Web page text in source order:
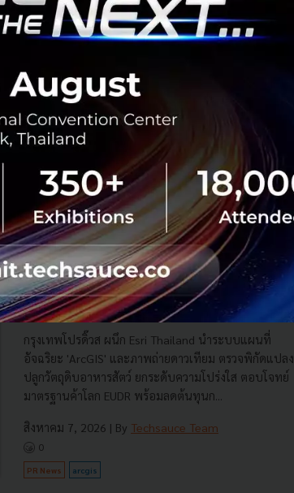
พันธุ์ Alpha, Beta, Gamma พบว่าสตรีมเมอร์
เชื้อไวรัส Delta ได้ 99.8% โดยมหาวิทยาลัยโอ
าวิทยาลัยโอซาก้า ประเทศญี่ปุ่น 3 ก.พ. 2565
กรุงเทพโปรดิ๊วส x Esri ใช้ดาวเทียม ArcGIS ส่อง
พิกัดแปลงปลูก ดันเกษตรโปร่งใส
กรุงเทพโปรดิ๊วส ผนึก Esri Thailand นำระบบแผนที่
อัจฉริยะ 'ArcGIS' และภาพถ่ายดาวเทียม ตรวจพิกัดแปลง
ปลูกวัตถุดิบอาหารสัตว์ ยกระดับความโปร่งใส ตอบโจทย์
มาตรฐานค้าโลก EUDR พร้อมลดต้นทุนก...
สิงหาคม 7, 2026 | By Techsauce Team
0
PR News arcgis